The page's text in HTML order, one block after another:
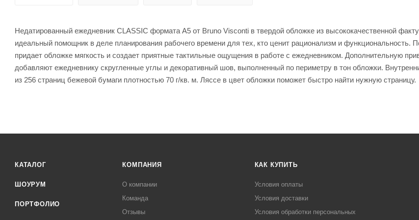
Недатированный ежедневник CLASSIC формата А5 от Bruno Visconti в твердой обложке из высококачественной
идеальный помощник в деле планирования рабочего времени для тех, кто ценит рационализм и функциональность.
придает обложке мягкость и создает приятные тактильные ощущения в работе с ежедневником. Дополнительную
добавляют ежедневнику скругленные углы и декоративный шов, выполненный по периметру в тон обложки.
из 256 страниц бежевой бумаги плотностью 70 г/кв. м. Ляссе в цвет обложки поможет быстро найти нужную страницу.
КАТАЛОГ
ШОУРУМ
ПОРТФОЛИО
КОМПАНИЯ
О компании
Команда
Отзывы
КАК КУПИТЬ
Условия оплаты
Условия доставки
Условия обработки персональных